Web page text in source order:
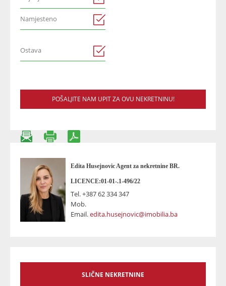
Namjesteno
Ostava
POŠALJITE NAM UPIT ZA OVU NEKRETNINU!
Edita Husejnovic Agent za nekretnine BR.
LICENCE:01-01-.1-496/22
Tel.+387 62 334 347
Mob.
Email.edita.husejnovic@imobilia.ba
SLIČNE NEKRETNINE